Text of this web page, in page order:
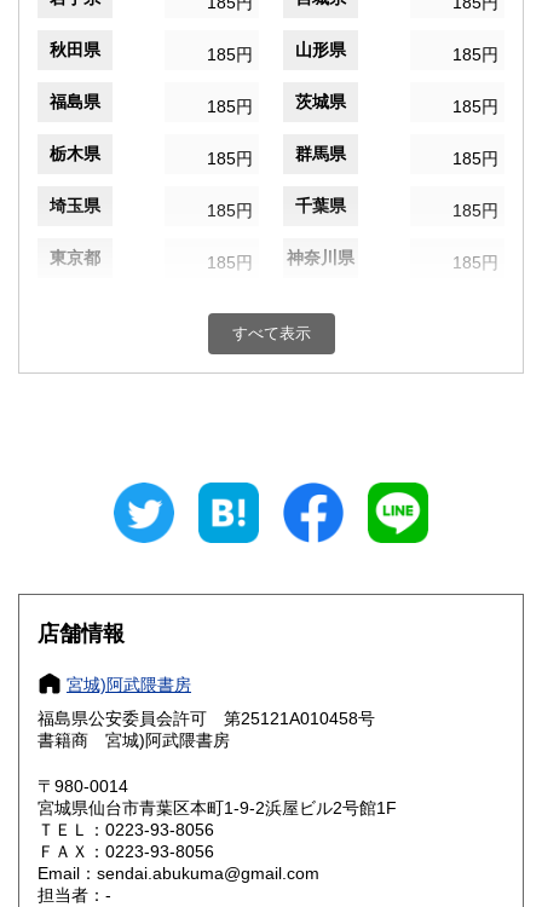
秋田県 185円 山形県 185円
福島県 185円 茨城県 185円
栃木県 185円 群馬県 185円
埼玉県 185円 千葉県 185円
東京都 185円 神奈川県 185円
185円 富山県
185円 三重県
大阪府
奈良県
鳥取県 185円 島根県
岡山県
山口県 185円
香川県 185円 愛媛県
すべて表示
店舗情報
宮城)阿武隈書房
福島県公安委員会許可 第25121A010458号
書籍商 宮城)阿武隈書房
〒980-0014
宮城県仙台市青葉区本町1-9-2浜屋ビル2号館1F
ＴＥＬ：0223-93-8056
ＦＡＸ：0223-93-8056
Email：sendai.abukuma@gmail.com
担当者：-